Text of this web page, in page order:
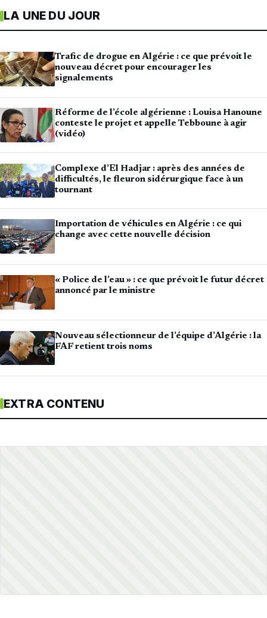
LA UNE DU JOUR
Trafic de drogue en Algérie : ce que prévoit le
nouveau décret pour encourager les
signalements
Réforme de l’école algérienne : Louisa Hanoune
conteste le projet et appelle Tebboune à agir
(vidéo)
Complexe d’El Hadjar : après des années de
difficultés, le fleuron sidérurgique face à un
tournant
Importation de véhicules en Algérie : ce qui
change avec cette nouvelle décision
« Police de l’eau » : ce que prévoit le futur décret
annoncé par le ministre
Nouveau sélectionneur de l’équipe d’Algérie : la
FAF retient trois noms
EXTRA CONTENU